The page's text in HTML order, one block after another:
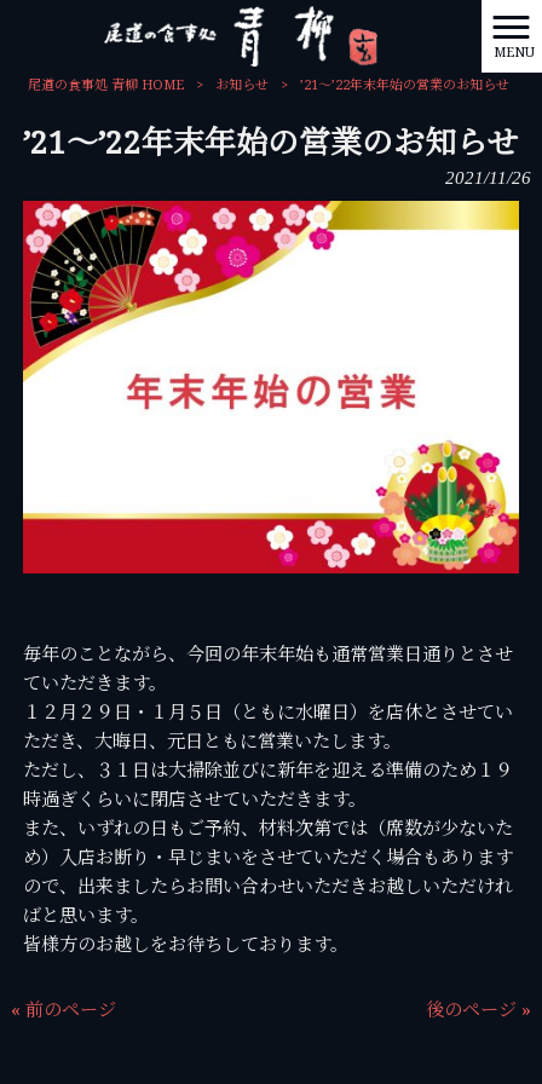
MENU
尾道の食事処 青柳 HOME > お知らせ > ’21～’22年末年始の営業のお知らせ
’21～’22年末年始の営業のお知らせ
2021/11/26
毎年のことながら、今回の年末年始も通常営業日通りとさせ
ていただきます。
１２月２９日・１月５日（ともに水曜日）を店休とさせてい
ただき、大晦日、元日ともに営業いたします。
ただし、３１日は大掃除並びに新年を迎える準備のため１９
時過ぎくらいに閉店させていただきます。
また、いずれの日もご予約、材料次第では（席数が少ないた
め）入店お断り・早じまいをさせていただく場合もあります
ので、出来ましたらお問い合わせいただきお越しいただけれ
ばと思います。
皆様方のお越しをお待ちしております。
« 前のページ 後のページ »